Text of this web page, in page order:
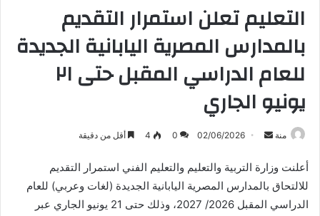
التعليم تعلن استمرار التقديم
بالمدارس المصرية اليابانية الجديدة
للعام الدراسي المقبل حتى ٢١
يونيو الجاري
منة
أرسل
إلكترونيا
02/06/2026
0
4 أقل من دقيقة
أعلنت وزارة التربية والتعليم والتعليم الفني استمرار التقديم
للالتحاق بالمدارس المصرية اليابانية الجديدة (لغات وعربي) للعام
الدراسي المقبل 2026/ 2027، وذلك حتى 21 يونيو الجاري عبر